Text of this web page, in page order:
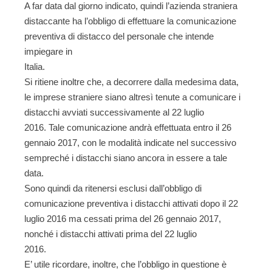
A far data dal giorno indicato, quindi l’azienda straniera
distaccante ha l’obbligo di effettuare la comunicazione
preventiva di distacco del personale che intende
impiegare in
Italia.
Si ritiene inoltre che, a decorrere dalla medesima data,
le imprese straniere siano altresì tenute a comunicare i
distacchi avviati successivamente al 22 luglio
2016. Tale comunicazione andrà effettuata entro il 26
gennaio 2017, con le modalità indicate nel successivo
sempreché i distacchi siano ancora in essere a tale
data.
Sono quindi da ritenersi esclusi dall’obbligo di
comunicazione preventiva i distacchi attivati dopo il 22
luglio 2016 ma cessati prima del 26 gennaio 2017,
nonché i distacchi attivati prima del 22 luglio
2016.
E’ utile ricordare, inoltre, che l’obbligo in questione è